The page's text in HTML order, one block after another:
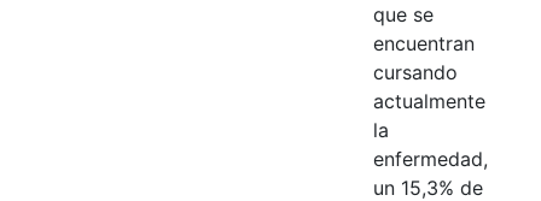
que se
encuentran
cursando
actualmente
la
enfermedad,
un 15,3% de